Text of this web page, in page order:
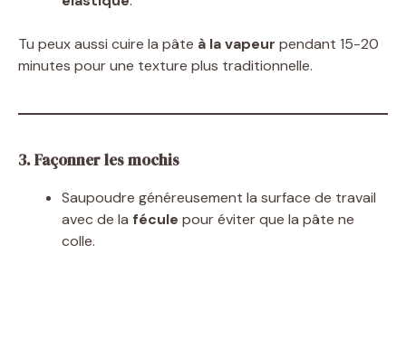
Tu peux aussi cuire la pâte à la vapeur pendant 15-20
minutes pour une texture plus traditionnelle.
3. Façonner les mochis
Saupoudre généreusement la surface de travail
avec de la fécule pour éviter que la pâte ne
colle.